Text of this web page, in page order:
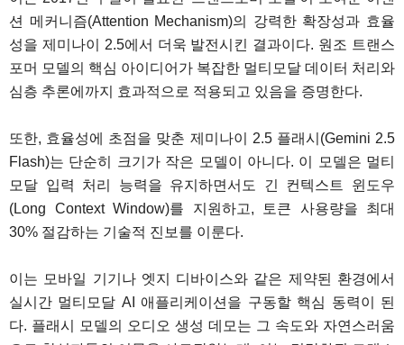
션 메커니즘(Attention Mechanism)의 강력한 확장성과 효율
성을 제미나이 2.5에서 더욱 발전시킨 결과이다. 원조 트랜스
포머 모델의 핵심 아이디어가 복잡한 멀티모달 데이터 처리와
심층 추론에까지 효과적으로 적용되고 있음을 증명한다.
또한, 효율성에 초점을 맞춘 제미나이 2.5 플래시(Gemini 2.5
Flash)는 단순히 크기가 작은 모델이 아니다. 이 모델은 멀티
모달 입력 처리 능력을 유지하면서도 긴 컨텍스트 윈도우
(Long Context Window)를 지원하고, 토큰 사용량을 최대
30% 절감하는 기술적 진보를 이룬다.
이는 모바일 기기나 엣지 디바이스와 같은 제약된 환경에서
실시간 멀티모달 AI 애플리케이션을 구동할 핵심 동력이 된
다. 플래시 모델의 오디오 생성 데모는 그 속도와 자연스러움